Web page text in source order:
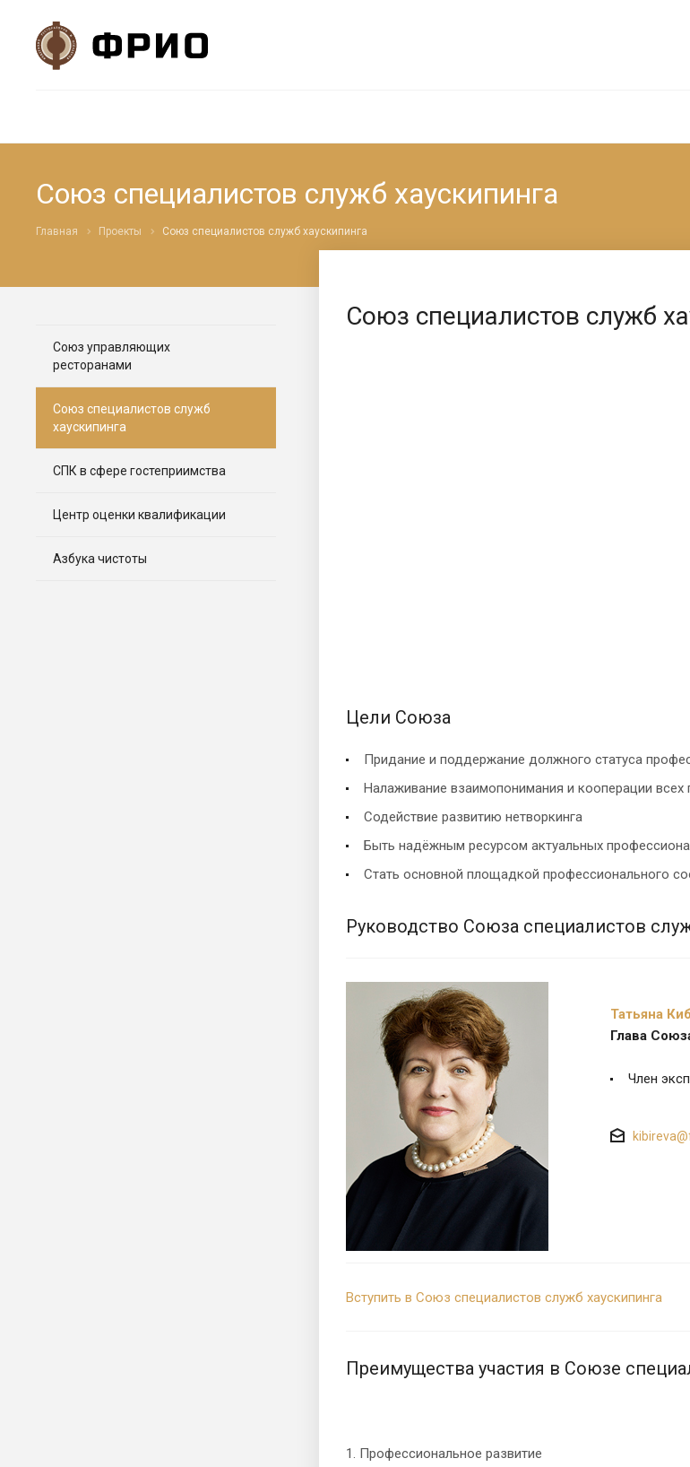
Союз специалистов служб хаускипинга
Главная Проекты Союз специалистов служб хаускипинга
Союз специалистов служб
Цели Союза
Придание и поддержание должного статуса
Налаживание взаимопонимания и кооперации
Содействие развитию нетворкинга
Быть надёжным ресурсом актуальных
Стать основной площадкой профессионального
Руководство Союза специалистов
Татьяна
Глава
Член
Вступить в Союз специалистов служб хаускипинга
Преимущества участия в Союзе
1. Профессиональное развитие
Союз управляющих
ресторанами
Союз специалистов служб
хаускипинга
СПК в сфере гостеприимства
Центр оценки квалификации
Азбука чистоты